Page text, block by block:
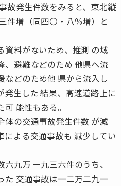
故発生件数をみると、東北縦
件増（同四〇・八％増）と
料がないため、推測 の域
、避難などのため 他県へ流
などのため他 県から流入し
発生した 結果、高速道路上に
能性もある。
の交通事故発生件数 が減
による交通事故も 減少してい
九万 一九三六件のうち、
た 交通事故は一二万二九一